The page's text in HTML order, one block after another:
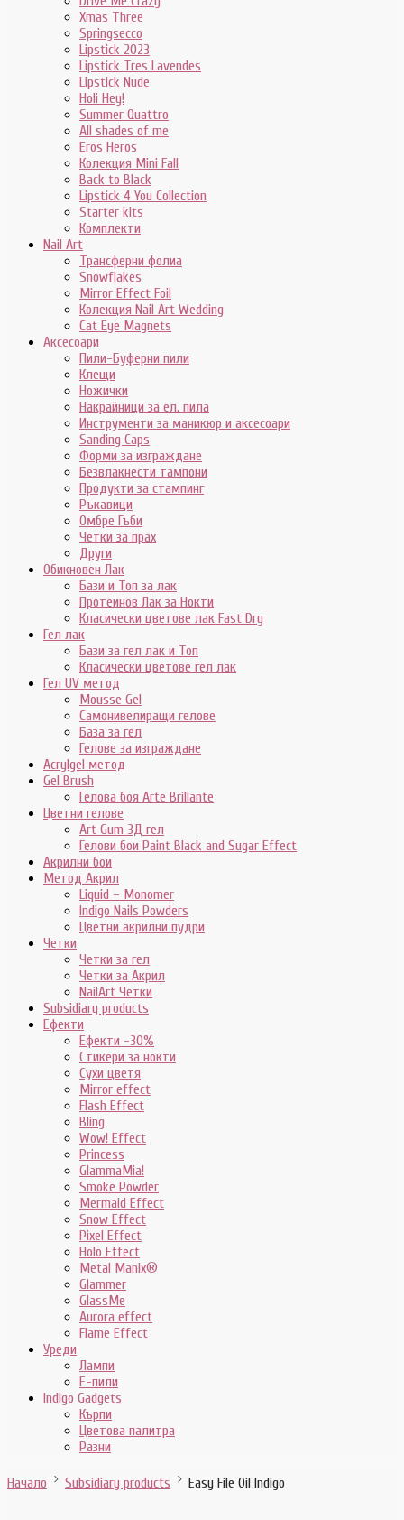
Xmas Three
Springsecco
Lipstick 2023
Lipstick Tres Lavendes
Lipstick Nude
Holi Hey!
Summer Quattro
All shades of me
Eros Heros
Колекция Mini Fall
Back to Black
Lipstick 4 You Collection
Starter kits
Комплекти
Nail Art
Трансферни фолиа
Snowflakes
Mirror Effect Foil
Колекция Nail Art Wedding
Cat Eye Magnets
Аксесоари
Пили-Буферни пили
Клещи
Ножички
Накрайници за ел. пила
Инструменти за маникюр и аксесоари
Sanding Caps
Форми за изграждане
Безвлакнести тампони
Продукти за стампинг
Ръкавици
Омбре Гъби
Четки за прах
Други
Обикновен Лак
Бази и Топ за лак
Протеинов Лак за Нокти
Класически цветове лак Fast Dry
Гел лак
Бази за гел лак и Топ
Класически цветове гел лак
Гел UV метод
Mousse Gel
Самонивелиращи гелове
База за гел
Гелове за изграждане
Acrylgel метод
Gel Brush
Гелова боя Arte Brillante
Цветни гелове
Art Gum 3Д гел
Гелови бои Paint Black and Sugar Effect
Акрилни бои
Метод Акрил
Liquid – Monomer
Indigo Nails Powders
Цветни акрилни пудри
Четки
Четки за гел
Четки за Акрил
NailArt Четки
Subsidiary products
Ефекти
Ефекти -30%
Стикери за нокти
Сухи цветя
Mirror effect
Flash Effect
Bling
Wow! Effect
Princess
GlammaMia!
Smoke Powder
Mermaid Effect
Snow Effect
Pixel Effect
Holo Effect
Metal Manix®
Glammer
GlassMe
Aurora effect
Flame Effect
Уреди
Лампи
E-пили
Indigo Gadgets
Кърпи
Цветова палитра
Разни
Начало Subsidiary products Easy File Oil Indigo